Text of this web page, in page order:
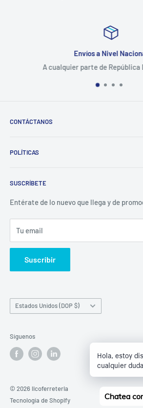
Envíos a Nivel
A cualquier parte de República
CONTÁCTANOS
Correo:
POLÍTICAS
Política de Privacidad
Políticas de Reembolso
Términos del servicio
Política de reembolso
SUSCRÍBETE
Entérate de lo nuevo que llega y de
Tu email
Suscribir
País/región
Estados Unidos (DOP $)
Síguenos
© 2026 licoferreteria
Tecnología de Shopify
Hola, estoy
cualquier duda
Chatea